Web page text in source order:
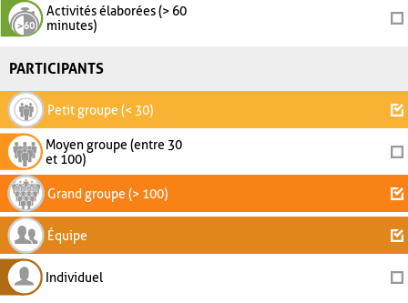
Activités élaborées (> 60
minutes)
PARTICIPANTS
Petit groupe (< 30)
Moyen groupe (entre 30
et 100)
Grand groupe (> 100)
Équipe
Individuel